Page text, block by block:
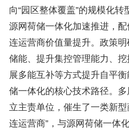
向“园区整体覆盖”的规模化转
源网荷储一体化加速推进，
连运营商价值量提升。政策
储能、提升集控管理能力、
展多能互补等方式提升自平
储一体化的核心技术路径。
立主责单位，催生了一类新
连运营商”，与源网荷储一体